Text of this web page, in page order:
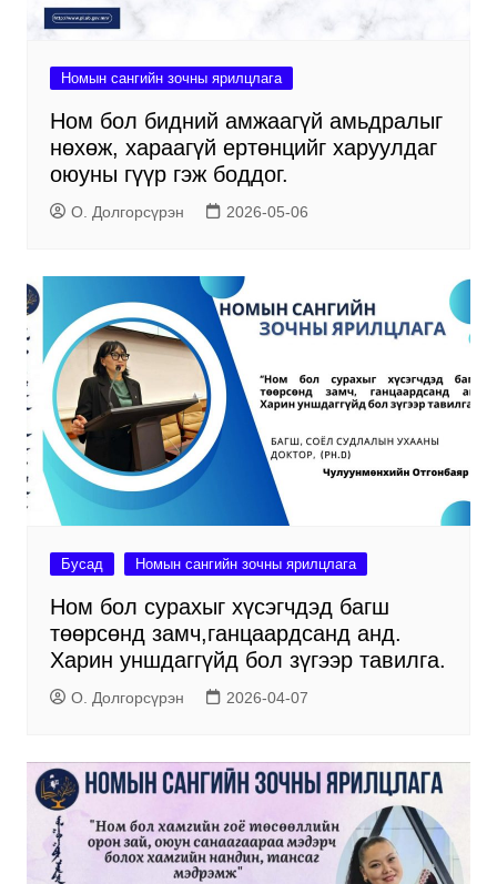
Номын сангийн зочны ярилцлага
Ном бол бидний амжаагүй амьдралыг
нөхөж, хараагүй ертөнцийг харуулдаг
оюуны гүүр гэж боддог.
О. Долгорсүрэн 2026-05-06
Бусад Номын сангийн зочны ярилцлага
Ном бол сурахыг хүсэгчдэд багш
төөрсөнд замч,ганцаардсанд анд.
Харин уншдаггүйд бол зүгээр тавилга.
О. Долгорсүрэн 2026-04-07